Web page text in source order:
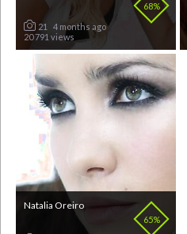
68%
21
4 months ago
20 791 views
65%
Natalia Oreiro